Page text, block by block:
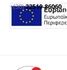
+(30)22510-86060